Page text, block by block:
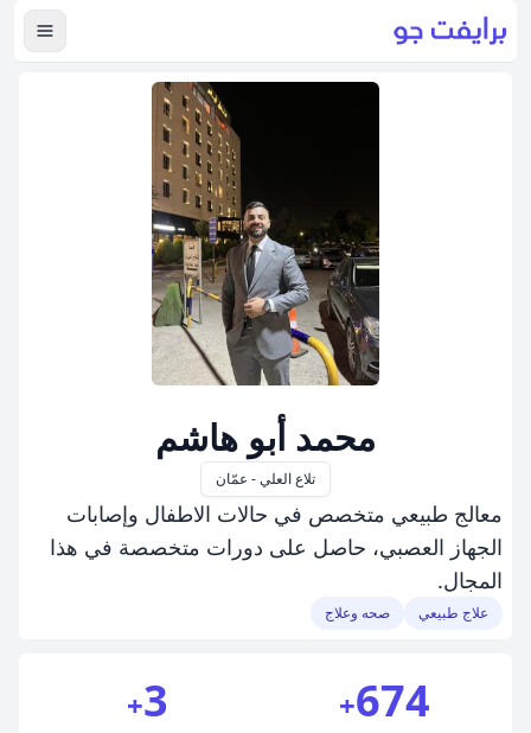
عرض
محمد أبو هاشم
تلاع العلي - عمّان
معالج طبيعي متخصص في حالات الاطفال وإصابات
الجهاز العصبي، حاصل على دورات متخصصة في هذا
المجال.
علاج طبيعي صحه وعلاج
674
+
3
+